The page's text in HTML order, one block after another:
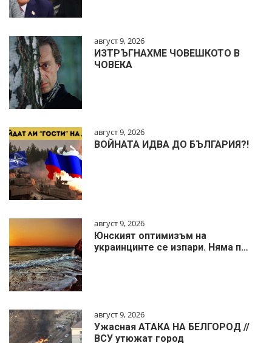
август 9, 2026
ИЗТРЪГНАХМЕ ЧОВЕШКОТО В
ЧОВЕКА
август 9, 2026
ВОЙНАТА ИДВА ДО БЪЛГАРИЯ?!
август 9, 2026
Юнският оптимизъм на
украинцинте се изпари. Няма п…
август 9, 2026
Ужасная АТАКА НА БЕЛГОРОД //
ВСУ утюжат город